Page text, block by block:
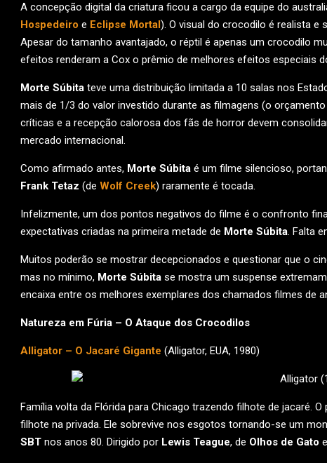
A concepção digital da criatura ficou a cargo da equipe do
Hospedeiro e Eclipse Mortal ). O visual do crocodilo é realista e
Apesar do tamanho avantajado, o réptil é apenas um crocodilo
efeitos renderam a Cox o prêmio de melhores efeitos especiais
Morte Súbita teve uma distribuição limitada a 10 salas nos
mais de 1/3 do valor investido durante as filmagens (o
críticas e a recepção calorosa dos fãs de horror devem
mercado internacional.
Como afirmado antes, Morte Súbita é um filme silencioso,
Frank Tetaz (de Wolf Creek) raramente é tocada.
Infelizmente, um dos pontos negativos do filme é o confronto
expectativas criadas na primeira metade de Morte Súbita. Falta
Muitos poderão se mostrar decepcionados e questionar que o
mas no mínimo, Morte Súbita se mostra um suspense
encaixa entre os melhores exemplares dos chamados filmes de
Natureza em Fúria – O Ataque dos Crocodilos
Alligator – O Jacaré Gigante (Alligator, EUA, 1980)
Família volta da Flórida para Chicago trazendo filhote de jacaré.
filhote na privada. Ele sobrevive nos esgotos tornando-se um
SBT nos anos 80. Dirigido por Lewis Teague, de Olhos de Gato e